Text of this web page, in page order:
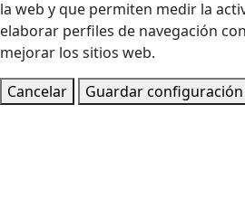
la web y que permiten medir la
elaborar perfiles de navegación
mejorar los sitios web.
Cancelar
Guardar configuración